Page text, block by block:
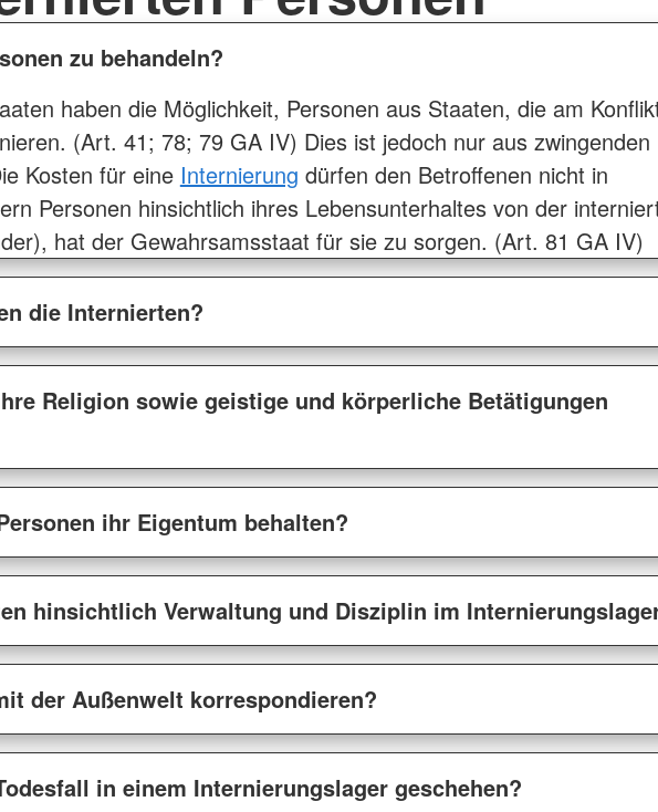
zu behandeln?
haben die Möglichkeit, Personen aus Staaten, die am
(Art. 41; 78; 79 GA IV) Dies ist jedoch nur aus zwingenden
Kosten für eine Internierung dürfen den Betroffenen nicht in
Personen hinsichtlich ihres Lebensunterhaltes von der
hat der Gewahrsamsstaat für sie zu sorgen. (Art. 81 GA IV)
die Internierten?
Religion sowie geistige und körperliche Betätigungen
ihr Eigentum behalten?
hinsichtlich Verwaltung und Disziplin im
der Außenwelt korrespondieren?
in einem Internierungslager geschehen?